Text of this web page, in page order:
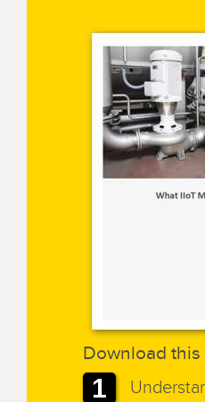
REMOTE I/O
CONNECTIVITY
MONITORING
신제품
SNAP SIGNAL
상태 표시
측정 및 검사
품질 관리
차량 감지
PREDICTIVE
Download